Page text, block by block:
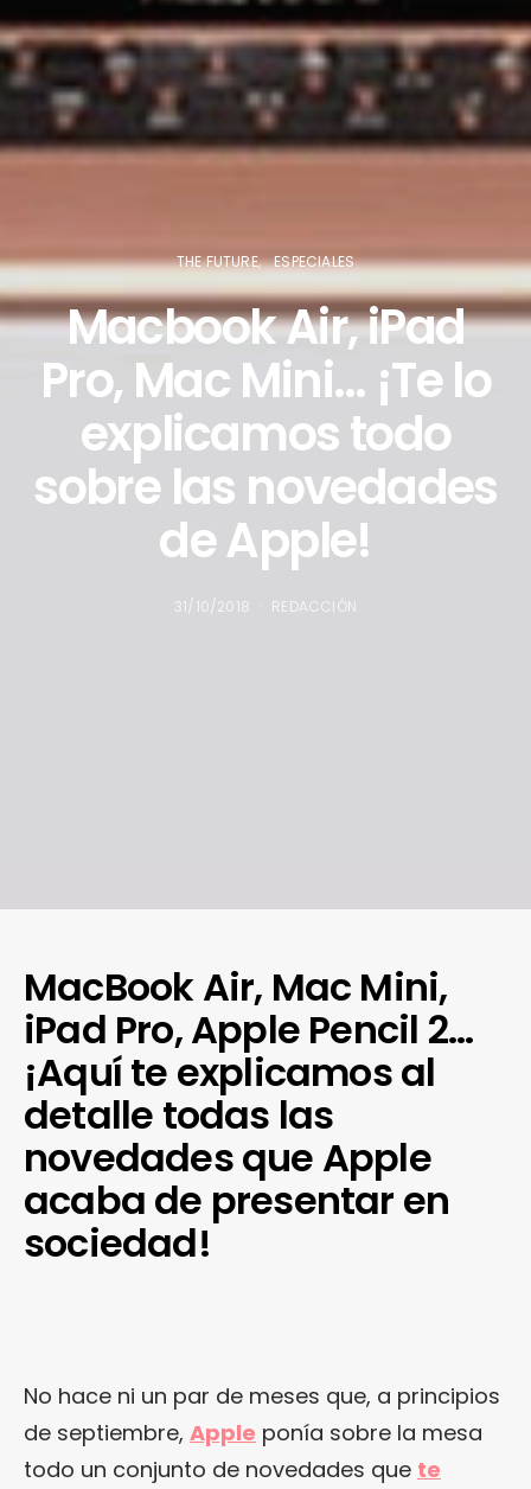
THE FUTURE ESPECIALES
Macbook Air, iPad
Pro, Mac Mini… ¡Te lo
explicamos todo
sobre las novedades
de Apple!
31/10/2018 REDACCIÓN
MacBook Air, Mac Mini,
iPad Pro, Apple Pencil 2…
¡Aquí te explicamos al
detalle todas las
novedades que Apple
acaba de presentar en
sociedad!
No hace ni un par de meses que, a principios
de septiembre, Apple ponía sobre la mesa
todo un conjunto de novedades que te